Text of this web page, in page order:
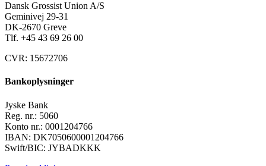
Dansk Grossist Union A/S
Geminivej 29-31
DK-2670 Greve
Tlf. +45 43 69 26 00
CVR: 15672706
Bankoplysninger
Jyske Bank
Reg. nr.: 5060
Konto nr.: 0001204766
IBAN: DK7050600001204766
Swift/BIC: JYBADKKK